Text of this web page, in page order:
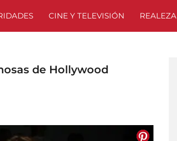
CINE Y TELEVISIÓN REALEZA
de Hollywood